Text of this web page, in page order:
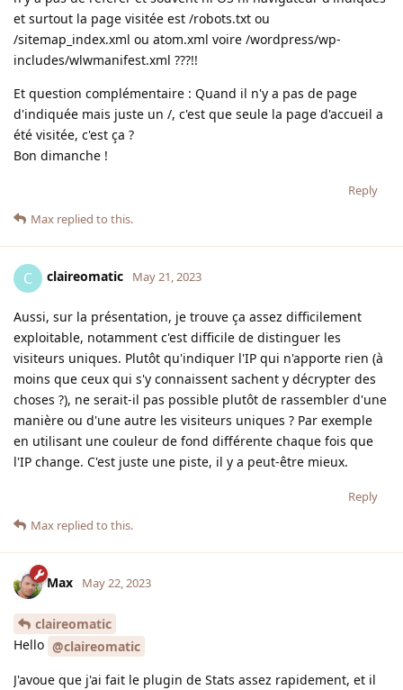
et surtout la page visitée est /robots.txt ou
/sitemap_index.xml ou atom.xml voire /wordpress/wp-
includes/wlwmanifest.xml ???!!
Et question complémentaire : Quand il n'y a pas de page
d'indiquée mais juste un /, c'est que seule la page d'accueil a
été visitée, c'est ça ?
Bon dimanche !
Reply
Max replied to this.
C claireomatic May 21, 2023
Aussi, sur la présentation, je trouve ça assez difficilement
exploitable, notamment c'est difficile de distinguer les
visiteurs uniques. Plutôt qu'indiquer l'IP qui n'apporte rien (à
moins que ceux qui s'y connaissent sachent y décrypter des
choses ?), ne serait-il pas possible plutôt de rassembler d'une
manière ou d'une autre les visiteurs uniques ? Par exemple
en utilisant une couleur de fond différente chaque fois que
l'IP change. C'est juste une piste, il y a peut-être mieux.
Reply
Max replied to this.
Max May 22, 2023
claireomatic
Hello @claireomatic
J'avoue que j'ai fait le plugin de Stats assez rapidement, et il